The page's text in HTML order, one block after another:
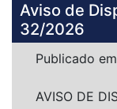
Aviso de
32/2026
Publicado
AVISO DE